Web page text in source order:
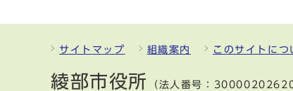
サイトマップ 組織案内 このサイトにつ
綾部市役所 （法人番号：